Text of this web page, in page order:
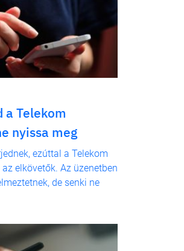
a Telekom
nyissa meg
ezúttal a Telekom
elkövetők. Az üzenetben
de senki ne